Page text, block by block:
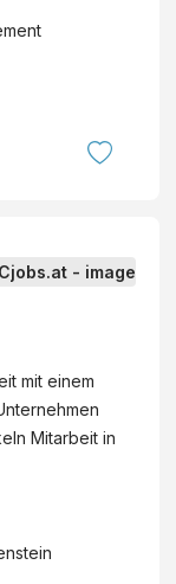
mit einem
Mitarbeit in